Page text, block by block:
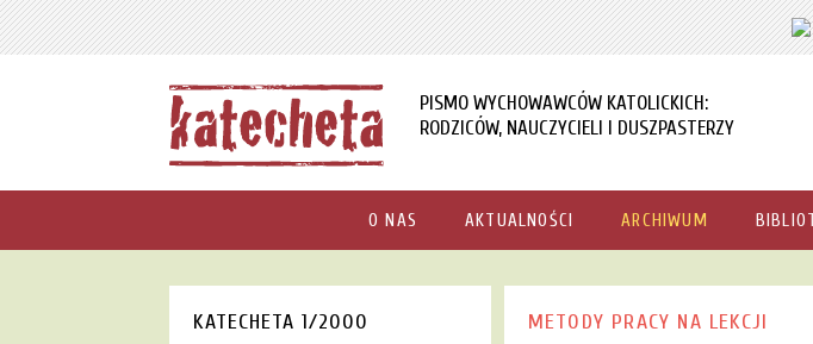
PISMO WYCHOWAWCÓW KATOLICKICH:
RODZICÓW, NAUCZYCIELI I DUSZPASTERZY
O NAS AKTUALNOŚCI ARCHIWUM
KATECHETA 1/2000 METODY PRACY NA LEKCJI